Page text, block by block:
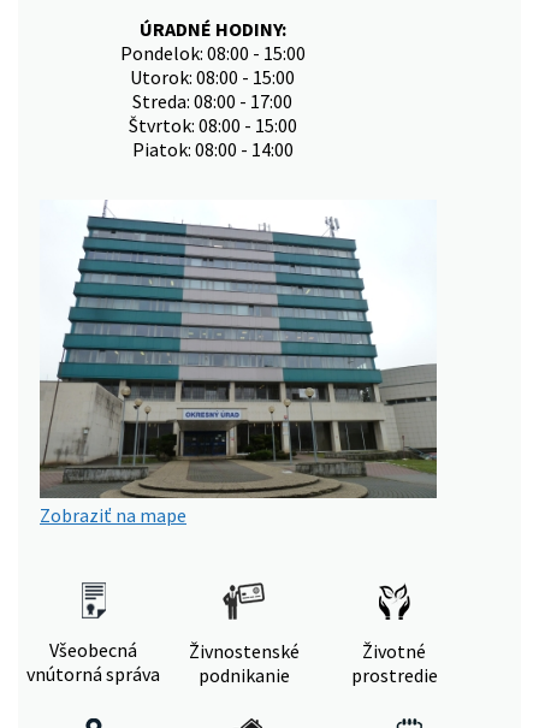
ÚRADNÉ HODINY:
Pondelok: 08:00 - 15:00
Utorok: 08:00 - 15:00
Streda: 08:00 - 17:00
Štvrtok: 08:00 - 15:00
Piatok: 08:00 - 14:00
Zobraziť na mape
Všeobecná
vnútorná správa
Živnostenské
podnikanie
Životné
prostredie